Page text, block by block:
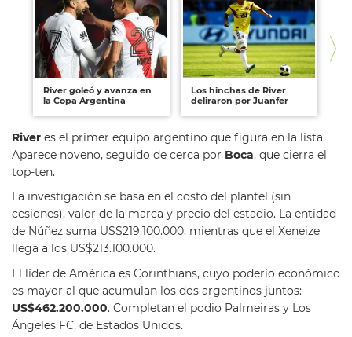
River goleó y avanza en
la Copa Argentina
Los hinchas de River
deliraron por Juanfer
River es el primer equipo argentino que figura en la lista.
Aparece noveno, seguido de cerca por Boca, que cierra el
top-ten.
La investigación se basa en el costo del plantel (sin
cesiones), valor de la marca y precio del estadio. La entidad
de Núñez suma US$219.100.000, mientras que el Xeneize
llega a los US$213.100.000.
El líder de América es Corinthians, cuyo poderío económico
es mayor al que acumulan los dos argentinos juntos:
US$462.200.000. Completan el podio Palmeiras y Los
Ángeles FC, de Estados Unidos.